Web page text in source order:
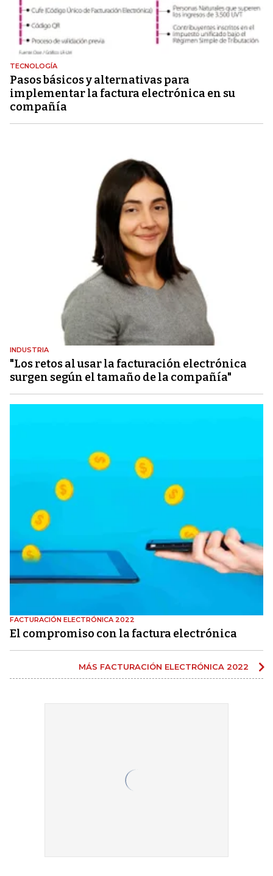
TECNOLOGÍA
Pasos básicos y alternativas para
implementar la factura electrónica en su
compañía
INDUSTRIA
"Los retos al usar la facturación electrónica
surgen según el tamaño de la compañía"
FACTURACIÓN ELECTRÓNICA 2022
El compromiso con la factura electrónica
MÁS FACTURACIÓN ELECTRÓNICA 2022